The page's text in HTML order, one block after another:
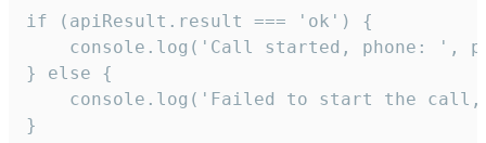
if (apiResult.result === 'ok') {
console.log('Call started, phone: ',
} else {
console.log('Failed to start the
}